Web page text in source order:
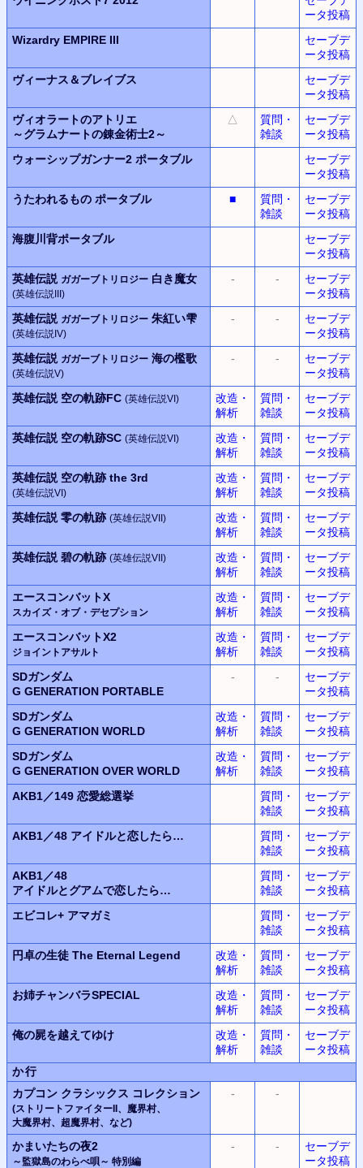
ータ投稿
Wizardry EMPIRE III
セーブデ
ータ投稿
ヴィーナス＆ブレイブス
セーブデ
ータ投稿
ヴィオラートのアトリエ
～グラムナートの錬金術士2～
△
質問・
雑談
セーブデ
ータ投稿
ウォーシップガンナー2 ポータブル
セーブデ
ータ投稿
うたわれるもの ポータブル
■
質問・
雑談
セーブデ
ータ投稿
海腹川背ポータブル
セーブデ
ータ投稿
英雄伝説 ガガーブトリロジー 白き魔女
(英雄伝説III)
- -
セーブデ
ータ投稿
英雄伝説 ガガーブトリロジー 朱紅い雫
(英雄伝説IV)
- -
セーブデ
ータ投稿
英雄伝説 ガガーブトリロジー 海の檻歌
(英雄伝説V)
- -
セーブデ
ータ投稿
英雄伝説 空の軌跡FC (英雄伝説VI)
改造・
解析
質問・
雑談
セーブデ
ータ投稿
英雄伝説 空の軌跡SC (英雄伝説VI)
改造・
解析
質問・
雑談
セーブデ
ータ投稿
英雄伝説 空の軌跡 the 3rd
(英雄伝説VI)
改造・
解析
質問・
雑談
セーブデ
ータ投稿
英雄伝説 零の軌跡 (英雄伝説VII)
改造・
解析
質問・
雑談
セーブデ
ータ投稿
英雄伝説 碧の軌跡 (英雄伝説VII)
改造・
解析
質問・
雑談
セーブデ
ータ投稿
エースコンバットX
スカイズ・オブ・デセプション
改造・
解析
質問・
雑談
セーブデ
ータ投稿
エースコンバットX2
ジョイントアサルト
改造・
解析
質問・
雑談
セーブデ
ータ投稿
SDガンダム
G GENERATION PORTABLE
- -
セーブデ
ータ投稿
SDガンダム
G GENERATION WORLD
改造・
解析
質問・
雑談
セーブデ
ータ投稿
SDガンダム
G GENERATION OVER WORLD
改造・
解析
質問・
雑談
セーブデ
ータ投稿
AKB1／149 恋愛総選挙
質問・
雑談
セーブデ
ータ投稿
AKB1／48 アイドルと恋したら…
質問・
雑談
セーブデ
ータ投稿
AKB1／48
アイドルとグアムで恋したら…
質問・
雑談
セーブデ
ータ投稿
エビコレ+ アマガミ
質問・
雑談
セーブデ
ータ投稿
円卓の生徒 The Eternal Legend
改造・
解析
質問・
雑談
セーブデ
ータ投稿
お姉チャンバラSPECIAL
改造・
解析
質問・
雑談
セーブデ
ータ投稿
俺の屍を越えてゆけ
改造・
解析
質問・
雑談
セーブデ
ータ投稿
か行
カプコン クラシックス コレクション
(ストリートファイターII、 魔界村、
大魔界村、 超魔界村、 など)
- -
かまいたちの夜2
～監獄島のわらべ唄～ 特別編
- -
セーブデ
ータ投稿